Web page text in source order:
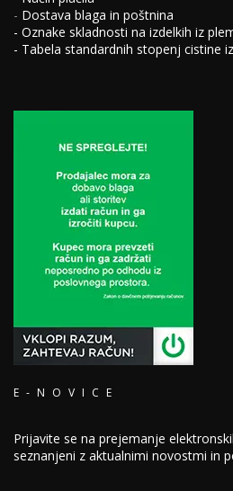
- Dostava blaga in poštnina
- Oznake skladnosti na izdelkih iz
- Tabela standardnih stopenj cistine
E-NOVICE
Prijavite se na prejemanje
seznanjeni z aktualnimi novostmi in